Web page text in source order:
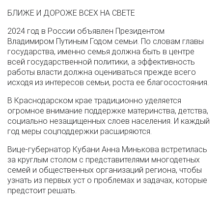
БЛИЖЕ И ДОРОЖЕ ВСЕХ НА СВЕТЕ
2024 год в России объявлен Президентом
Владимиром Путиным Годом семьи. По словам главы
государства, именно семья должна быть в центре
всей государственной политики, а эффективность
работы власти должна оцениваться прежде всего
исходя из интересов семьи, роста ее благосостояния.
В Краснодарском крае традиционно уделяется
огромное внимание поддержке материнства, детства,
социально незащищенных слоев населения. И каждый
год меры соцподдержки расширяются.
Вице-губернатор Кубани Анна Минькова встретилась
за круглым столом с представителями многодетных
семей и общественных организаций региона, чтобы
узнать из первых уст о проблемах и задачах, которые
предстоит решать.